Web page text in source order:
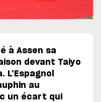
à Assen sa
devant Taiyo
L'Espagnol
au
un écart qui